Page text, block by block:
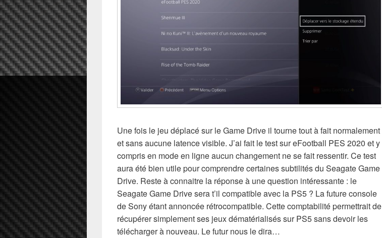
Une fois le jeu déplacé sur le Game Drive il tourne tout à fait normalement
et sans aucune latence visible. J’ai fait le test sur eFootball PES 2020 et y
compris en mode en ligne aucun changement ne se fait ressentir. Ce test
aura été bien utile pour comprendre certaines subtilités du Seagate Game
Drive. Reste à connaitre la réponse à une question intéressante : le
Seagate Game Drive sera t’il compatible avec la PS5 ? La future console
de Sony étant annoncée rétrocompatible. Cette comptabilité permettrait de
récupérer simplement ses jeux dématérialisés sur PS5 sans devoir les
télécharger à nouveau. Le futur nous le dira…